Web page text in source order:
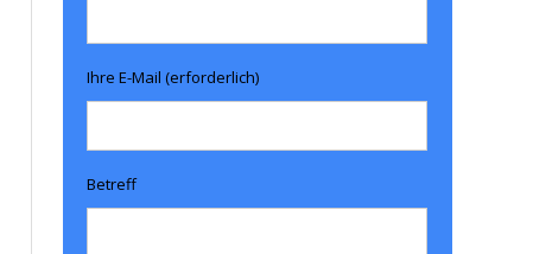
Ihre E-Mail (erforderlich)
Betreff